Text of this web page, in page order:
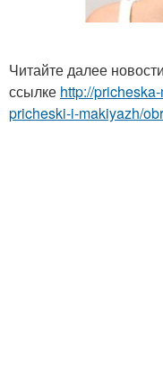
Читайте далее
ссылке http://
pricheski-i-makiyazh/